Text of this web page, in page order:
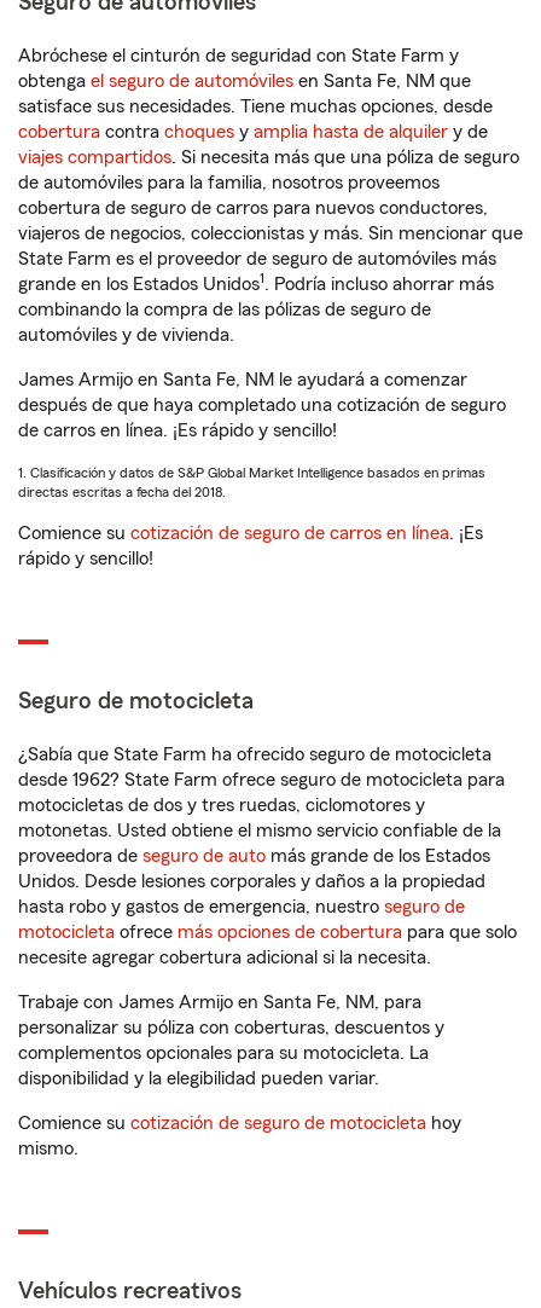
Abróchese el cinturón de seguridad con State Farm y
obtenga el seguro de automóviles en Santa Fe, NM que
satisface sus necesidades. Tiene muchas opciones, desde
cobertura contra choques y amplia hasta de alquiler y de
viajes compartidos. Si necesita más que una póliza de seguro
de automóviles para la familia, nosotros proveemos
cobertura de seguro de carros para nuevos conductores,
viajeros de negocios, coleccionistas y más. Sin mencionar que
State Farm es el proveedor de seguro de automóviles más
grande en los Estados Unidos1. Podría incluso ahorrar más
combinando la compra de las pólizas de seguro de
automóviles y de vivienda.
James Armijo en Santa Fe, NM le ayudará a comenzar
después de que haya completado una cotización de seguro
de carros en línea. ¡Es rápido y sencillo!
1. Clasificación y datos de S&P Global Market Intelligence basados en primas
directas escritas a fecha del 2018.
Comience su cotización de seguro de carros en línea. ¡Es
rápido y sencillo!
Seguro de motocicleta
¿Sabía que State Farm ha ofrecido seguro de motocicleta
desde 1962? State Farm ofrece seguro de motocicleta para
motocicletas de dos y tres ruedas, ciclomotores y
motonetas. Usted obtiene el mismo servicio confiable de la
proveedora de seguro de auto más grande de los Estados
Unidos. Desde lesiones corporales y daños a la propiedad
hasta robo y gastos de emergencia, nuestro seguro de
motocicleta ofrece más opciones de cobertura para que solo
necesite agregar cobertura adicional si la necesita.
Trabaje con James Armijo en Santa Fe, NM, para
personalizar su póliza con coberturas, descuentos y
complementos opcionales para su motocicleta. La
disponibilidad y la elegibilidad pueden variar.
Comience su cotización de seguro de motocicleta hoy
mismo.
Vehículos recreativos